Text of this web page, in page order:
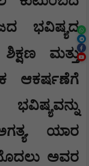
ಭವಿಷ್ಯದ
ಶಿಕ್ಷಣ ಮತ್ತು
ಆಕರ್ಷಣೆಗೆ
ಅಗತ್ಯ. ಯಾರ
ಅವರ